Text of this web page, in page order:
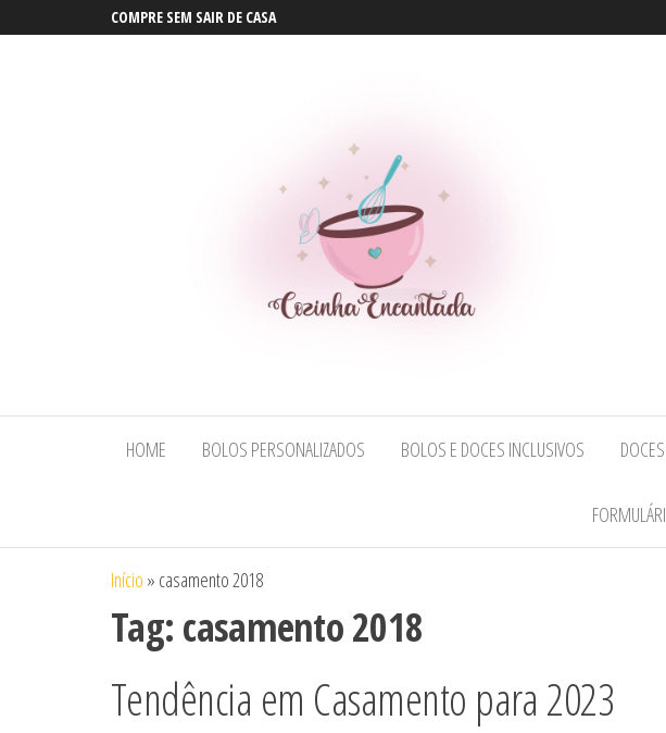
COMPRE SEM SAIR DE CASA
Maceió |
Bolos
de Casamento
e Aniversário
em Maceió |
Doces
Personalizados
de Casamento
Maceió |
Bolos
Personalizados
e Aniversário
Confeitaria
Cozinha
HOME BOLOS PERSONALIZADOS BOLOS E DOCES INCLUSIVOS
Início » casamento 2018
Tag: casamento 2018
Tendência em Casamento para 2023